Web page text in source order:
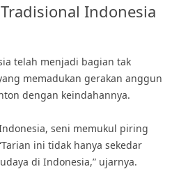
Indonesia
telah menjadi bagian tak
memadukan gerakan anggun
dengan keindahannya.
seni memukul piring
ini tidak hanya sekedar
di Indonesia,” ujarnya.